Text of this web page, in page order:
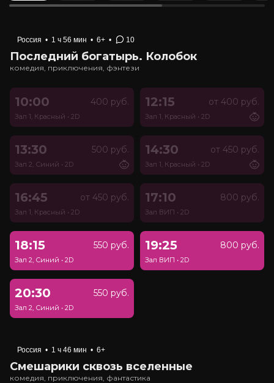
Россия • 1 ч 56 мин • 6+ • 10
Последний богатырь. Колобок
комедия, приключения, фэнтези
10:00 400 руб.
Зал 1, Красный • 2D
12:15 от 400 руб.
Зал 1, Красный • 2D
13:30 500 руб.
Зал 2, Синий • 2D
14:30 от 450 руб.
Зал 1, Красный • 2D
16:45 от 450 руб.
Зал 1, Красный • 2D
17:10 800 руб.
Зал ВИП • 2D
18:15 550 руб.
Зал 2, Синий • 2D
19:25 800 руб.
Зал ВИП • 2D
20:30 550 руб.
Зал 2, Синий • 2D
Россия • 1 ч 46 мин • 6+
Смешарики сквозь вселенные
комедия, приключения, фантастика